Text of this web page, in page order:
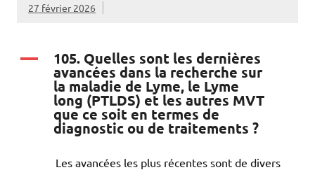
27 février 2026
A 105. Quelles sont les dernières
avancées dans la recherche sur
la maladie de Lyme, le Lyme
long (PTLDS) et les autres MVT
que ce soit en termes de
diagnostic ou de traitements ?
Les avancées les plus récentes sont de divers